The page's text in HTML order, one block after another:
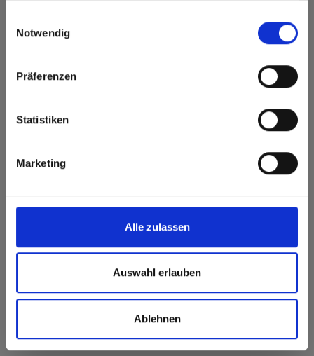
Notwendig
Präferenzen
Statistiken
Marketing
Alle zulassen
Auswahl erlauben
Ablehnen
Star Favorit P2 E05 0081 Alpaca FH Fin
Formulaire de contact